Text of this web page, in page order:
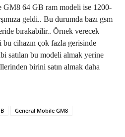
GM8 64 GB ram modeli ise 1200-
geldi.. Bu durumda bazı gsm
bırakabilir.. Örnek verecek
cihazın çok fazla gerisinde
satılan bu modeli almak yerine
birini satın almak daha
General Mobile GM8